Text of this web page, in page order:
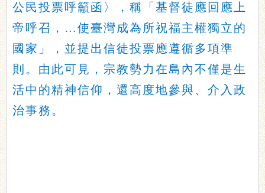
公民投票呼籲函〉，稱「基督徒應回應上
帝呼召，…使臺灣成為所祝福主權獨立的
國家」，並提出信徒投票應遵循多項準
則。由此可見，宗教勢力在島內不僅是生
活中的精神信仰，還高度地參與、介入政
治事務。